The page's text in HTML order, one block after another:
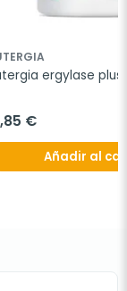
ergylase
€
Añadir al